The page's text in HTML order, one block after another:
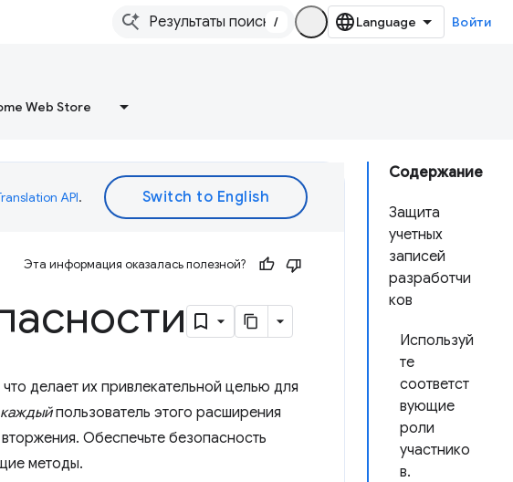
/ Войти
Web Store
Содержание
Защита
учетных
записей
разработчи
ков
Используй
те
соответст
вующие
роли
участнико
в.
API.
Эта информация оказалась полезной?
делает их привлекательной целью для
каждыйпользователь этого расширения
Обеспечьте безопасность
методы.